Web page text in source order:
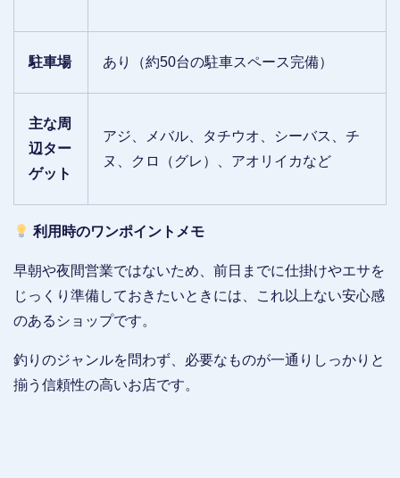
駐車場 あり（約50台の駐車スペース完備）
主な周
辺ター
ゲット
アジ、メバル、タチウオ、シーバス、チ
ヌ、クロ（グレ）、アオリイカなど
利用時のワンポイントメモ
早朝や夜間営業ではないため、前日までに仕掛けやエサを
じっくり準備しておきたいときには、これ以上ない安心感
のあるショップです。
釣りのジャンルを問わず、必要なものが一通りしっかりと
揃う信頼性の高いお店です。